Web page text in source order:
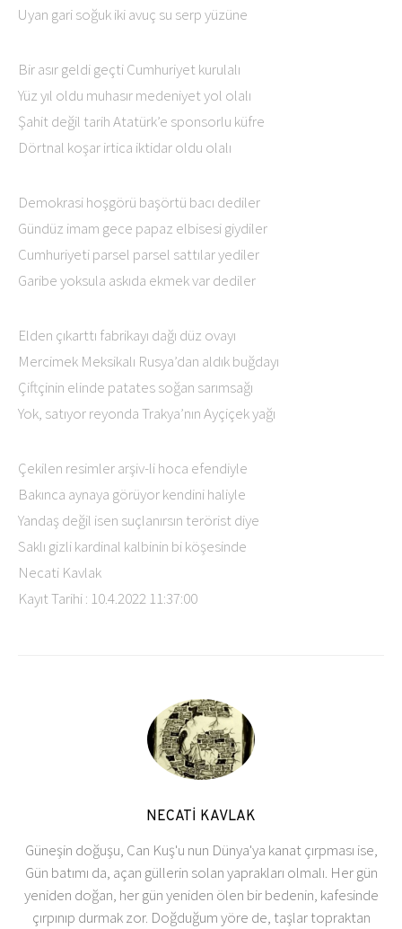
Uyan gari soğuk iki avuç su serp yüzüne
Bir asır geldi geçti Cumhuriyet kurulalı
Yüz yıl oldu muhasır medeniyet yol olalı
Şahit değil tarih Atatürk’e sponsorlu küfre
Dörtnal koşar irtica iktidar oldu olalı
Demokrasi hoşgörü başörtü bacı dediler
Gündüz imam gece papaz elbisesi giydiler
Cumhuriyeti parsel parsel sattılar yediler
Garibe yoksula askıda ekmek var dediler
Elden çıkarttı fabrikayı dağı düz ovayı
Mercimek Meksikalı Rusya’dan aldık buğdayı
Çiftçinin elinde patates soğan sarımsağı
Yok, satıyor reyonda Trakya’nın Ayçiçek yağı
Çekilen resimler arşiv-li hoca efendiyle
Bakınca aynaya görüyor kendini haliyle
Yandaş değil isen suçlanırsın terörist diye
Saklı gizli kardinal kalbinin bi köşesinde
Necati Kavlak
Kayıt Tarihi : 10.4.2022 11:37:00
NECATİ KAVLAK
Güneşin doğuşu, Can Kuş'u nun Dünya'ya kanat çırpması ise,
Gün batımı da, açan güllerin solan yaprakları olmalı. Her gün
yeniden doğan, her gün yeniden ölen bir bedenin, kafesinde
çırpınıp durmak zor. Doğduğum yöre de, taşlar topraktan